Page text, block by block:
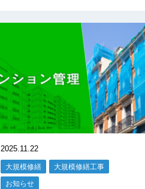
2025.11.22
大規模修繕 大規模修繕工事
お知らせ